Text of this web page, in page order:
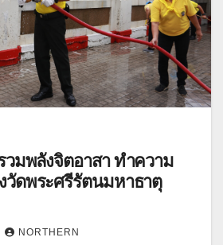
มพลังจิตอาสา ทำความ
วัดพระศรีรัตนมหาธาตุ
NORTHERN